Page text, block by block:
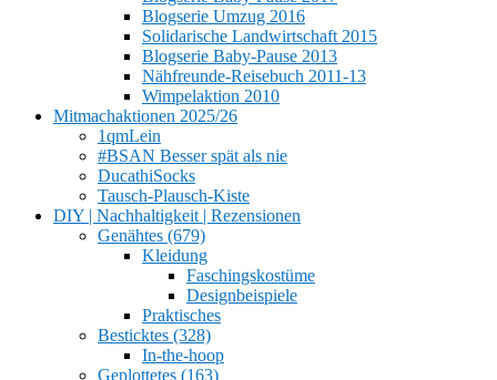
Blogserie Umzug 2016
Solidarische Landwirtschaft 2015
Blogserie Baby-Pause 2013
Nähfreunde-Reisebuch 2011-13
Wimpelaktion 2010
Mitmachaktionen 2025/26
1qmLein
#BSAN Besser spät als nie
DucathiSocks
Tausch-Plausch-Kiste
DIY | Nachhaltigkeit | Rezensionen
Genähtes (679)
Kleidung
Faschingskostüme
Designbeispiele
Praktisches
Besticktes (328)
In-the-hoop
Geplottetes (163)